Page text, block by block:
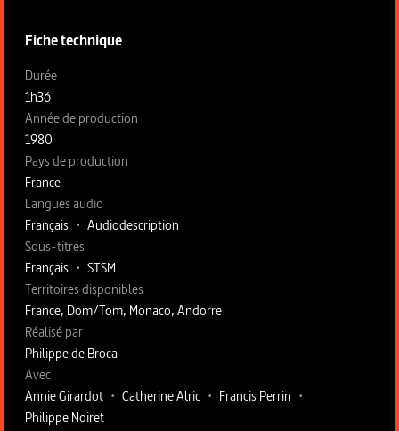
Fiche technique
Fiche technique section gauche
Durée
1h36
Année de production
1980
Pays de production
France
Langues audio
Français • Audiodescription
Sous-titres
Français • STSM
Territoires disponibles
France, Dom/Tom, Monaco, Andorre
Fiche technique section droite
Réalisé par
Philippe de Broca
Avec
Annie Girardot • Catherine Alric • Francis Perrin •
Philippe Noiret